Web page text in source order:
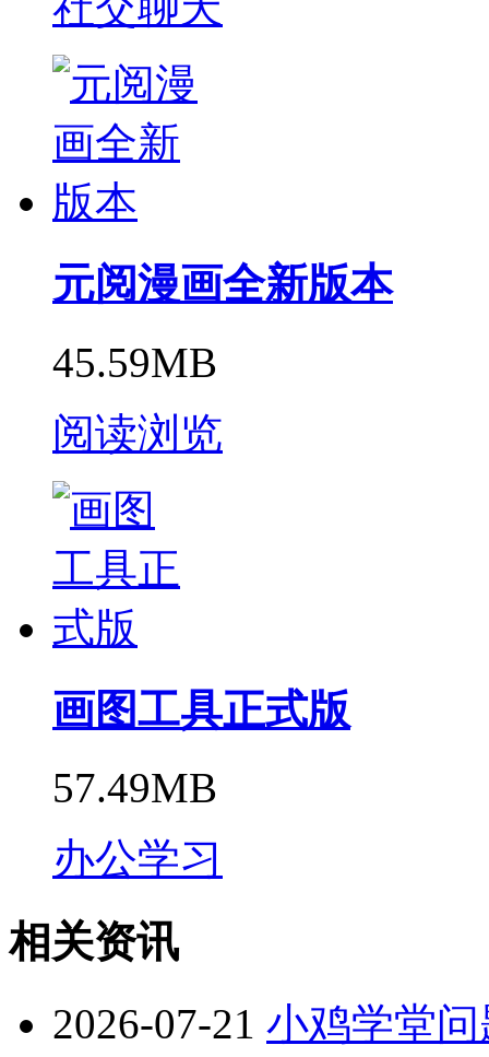
元阅漫画全新版本
45.59MB
阅读浏览
画图工具正式版
57.49MB
办公学习
相关资讯
2026-07-21 小鸡学堂问